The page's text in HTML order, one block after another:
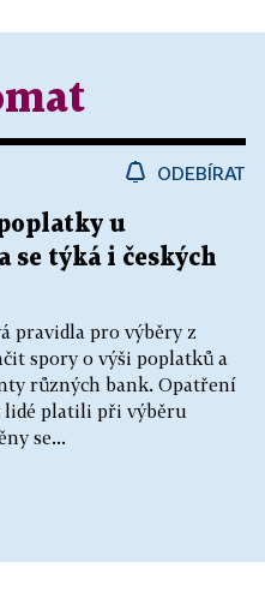
ODEBÍRAT
u
se týká i českých
pravidla pro výběry z
spory o výši poplatků a
různých bank. Opatření
lidé platili při výběru
se...